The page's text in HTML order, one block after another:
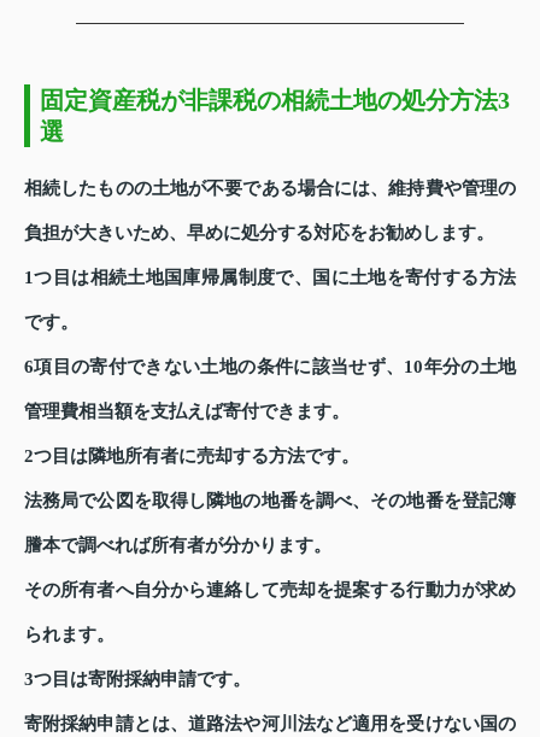
固定資産税が非課税の相続土地の処分方法3
選
相続したものの土地が不要である場合には、維持費や管理の
負担が大きいため、早めに処分する対応をお勧めします。
1つ目は相続土地国庫帰属制度で、国に土地を寄付する方法
です。
6項目の寄付できない土地の条件に該当せず、10年分の土地
管理費相当額を支払えば寄付できます。
2つ目は隣地所有者に売却する方法です。
法務局で公図を取得し隣地の地番を調べ、その地番を登記簿
謄本で調べれば所有者が分かります。
その所有者へ自分から連絡して売却を提案する行動力が求め
られます。
3つ目は寄附採納申請です。
寄附採納申請とは、道路法や河川法など適用を受けない国の